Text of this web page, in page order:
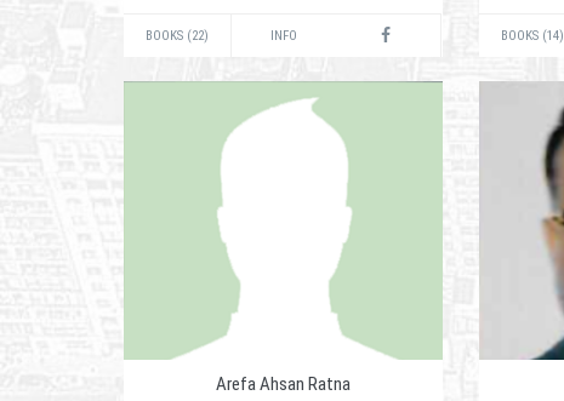
BOOKS (22) INFO BOOKS (14)
Arefa Ahsan Ratna